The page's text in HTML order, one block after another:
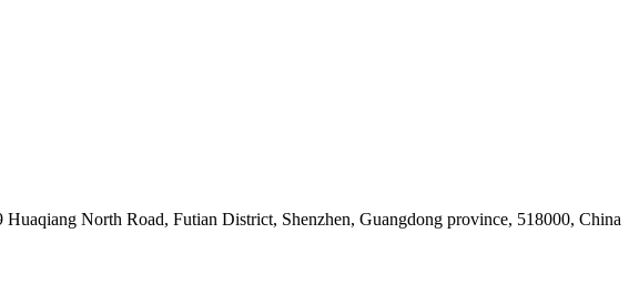
North Road, Futian District, Shenzhen, Guangdong province, 518000, China